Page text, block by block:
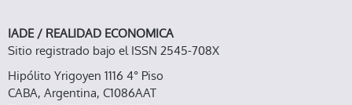
IADE / REALIDAD ECONOMICA
Sitio registrado bajo el ISSN 2545-708X
Hipólito Yrigoyen 1116 4° Piso
CABA, Argentina, C1086AAT